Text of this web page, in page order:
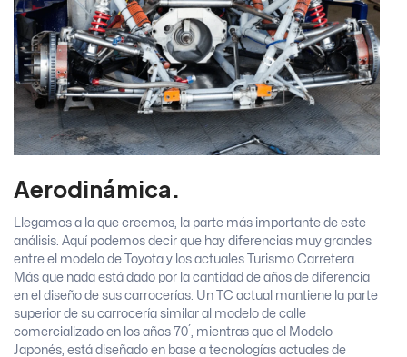
Aerodinámica.
Llegamos a la que creemos, la parte más importante de este
análisis. Aquí podemos decir que hay diferencias muy grandes
entre el modelo de Toyota y los actuales Turismo Carretera.
Más que nada está dado por la cantidad de años de diferencia
en el diseño de sus carrocerías. Un TC actual mantiene la parte
superior de su carrocería similar al modelo de calle
comercializado en los años 70´, mientras que el Modelo
Japonés, está diseñado en base a tecnologías actuales de